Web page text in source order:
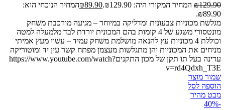
₪129.90 המחיר המקורי היה: ₪129.90. ₪89.90
המחיר הנוכחי הוא:
₪89.90.
מגלשת מכוניות צבעונית ומדליקה במיוחד – מגיעה מורכבת משחק
מונטסורי משגע של 4 קומות בהם המכונית יורדת לבד מלמעלה למטה
וכוללת 4 מכוניות עץ להנאה מושלמת משחק עמיד – עשוי מעץ אמיתי
מניחים את המכוניות והן מתגלשות מעצמן מפתח קשר עין יד ומוטוריקה
עדינה בעל תו תקן של מכון התקניםhttps://www.youtube.com/watch?
v=rd4Qdxh_T3E
שמור מוצר
הוספה לסל
מבט מהיר
-40%